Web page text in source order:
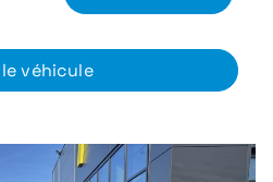
véhicule